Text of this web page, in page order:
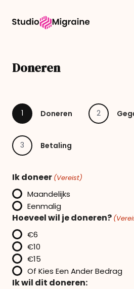
Doneren
1 Doneren 2
3 Betaling
Ik doneer (Vereist)
Maandelijks
Eenmalig
Hoeveel wil je doneren?
€6
€10
€15
Of Kies Een Ander Bedrag
Ik wil dit doneren: